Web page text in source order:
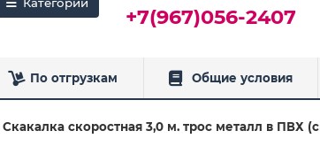
+7(967)056-2407
По отгрузкам Общие условия
Скакалка скоростная 3,0 м. трос металл в ПВХ